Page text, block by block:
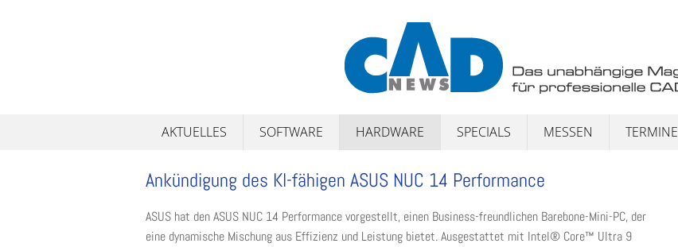
AKTUELLES SOFTWARE HARDWARE SPECIALS MESSEN TERMINE
Ankündigung des KI-fähigen ASUS NUC 14 Performance
ASUS hat den ASUS NUC 14 Performance vorgestellt, einen Business-freundlichen Barebone-Mini-PC, der
eine dynamische Mischung aus Effizienz und Leistung bietet. Ausgestattet mit Intel® Core™ Ultra 9